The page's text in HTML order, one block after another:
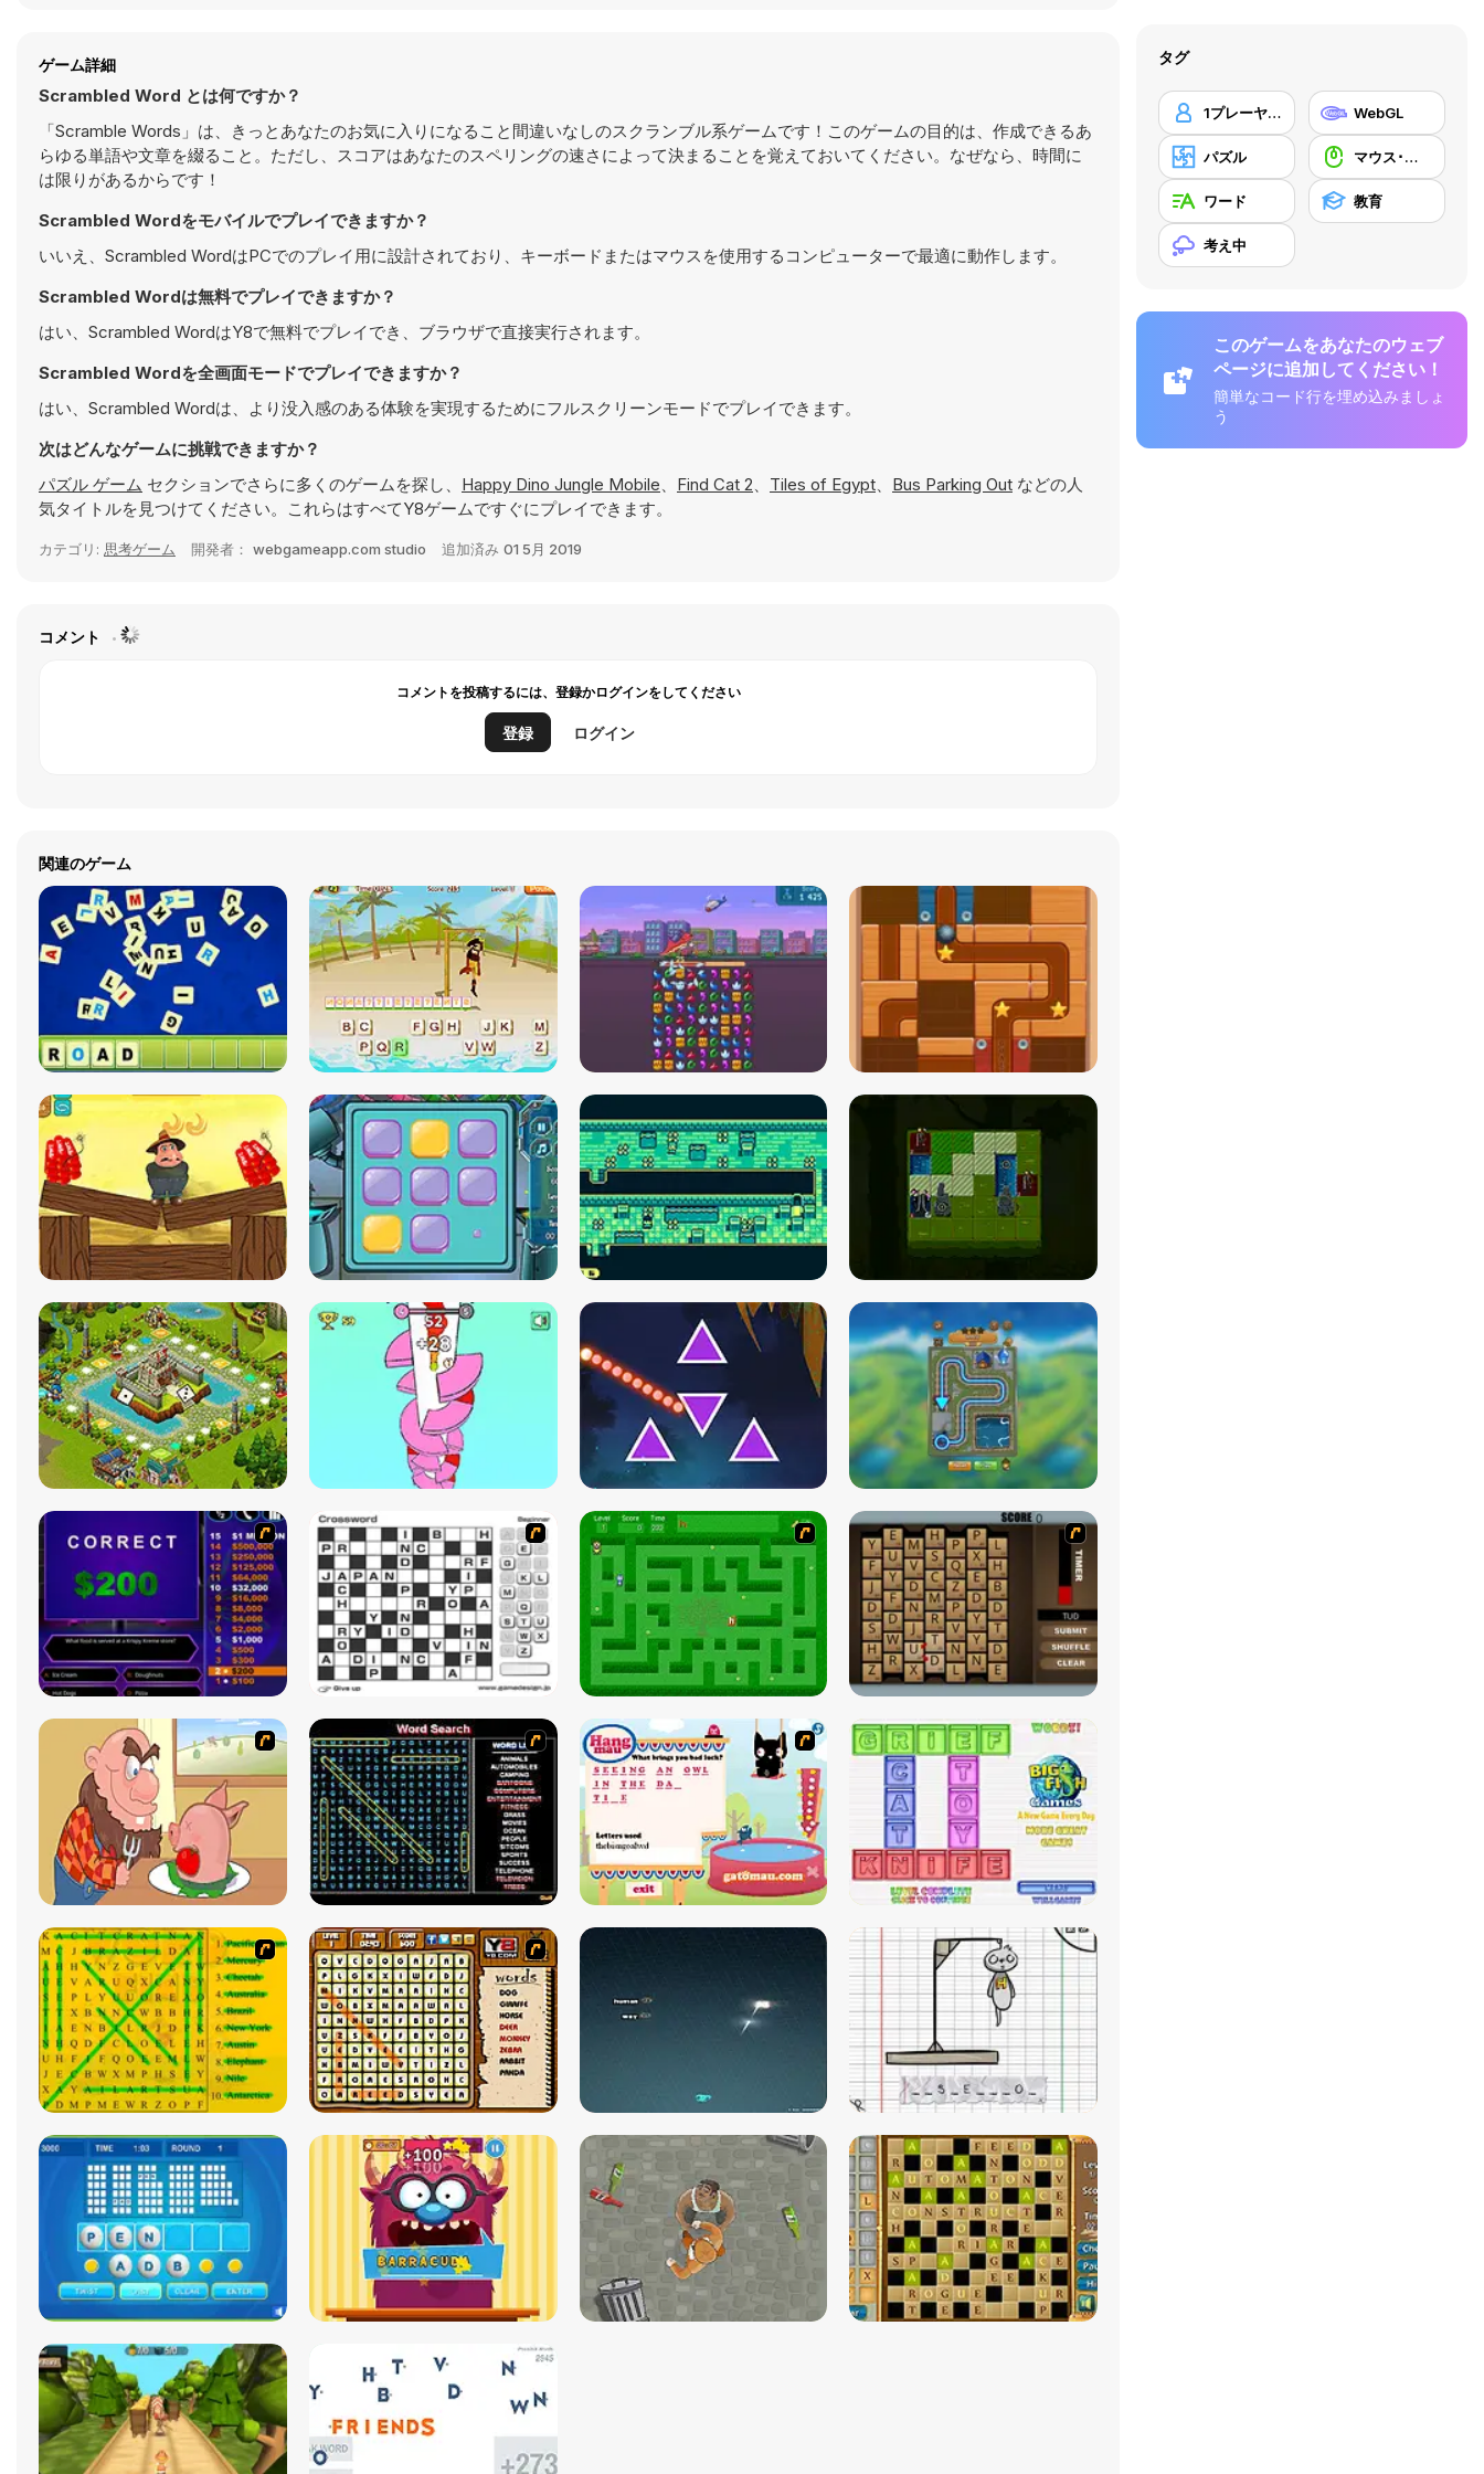
ゲーム詳細
Scrambled Word とは何ですか？
「Scramble Words」は、きっとあなたのお気に入りになること間違いなしのスクランブル系ゲームです！このゲームの目的は、作成できるあ
らゆる単語や文章を綴ること。ただし、スコアはあなたのスペリングの速さによって決まることを覚えておいてください。なぜなら、時間に
は限りがあるからです！
Scrambled Wordをモバイルでプレイできますか？
いいえ、Scrambled WordはPCでのプレイ用に設計されており、キーボードまたはマウスを使用するコンピューターで最適に動作します。
Scrambled Wordは無料でプレイできますか？
はい、Scrambled WordはY8で無料でプレイでき、ブラウザで直接実行されます。
Scrambled Wordを全画面モードでプレイできますか？
はい、Scrambled Wordは、より没入感のある体験を実現するためにフルスクリーンモードでプレイできます。
次はどんなゲームに挑戦できますか？
パズル ゲーム セクションでさらに多くのゲームを探し、 Happy Dino Jungle Mobile、 Find Cat 2、 Tiles of Egypt、 Bus Parking Out などの人
気タイトルを見つけてください。これらはすべてY8ゲームですぐにプレイできます。
カテゴリ: 思考ゲーム 開発者： webgameapp.com studio 追加済み 01 5月 2019
コメント
コメントを投稿するには、登録かログインをしてください
登録 ログイン
関連のゲーム
タグ
1プレーヤー WebGL
パズル マウス･スキル
ワード 教育
考え中
このゲームをあなたのウェブ
ページに追加してください！
簡単なコード行を埋め込みましょ
う